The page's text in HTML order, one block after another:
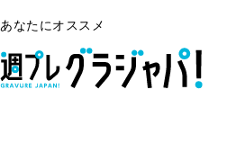
あなたにオススメ